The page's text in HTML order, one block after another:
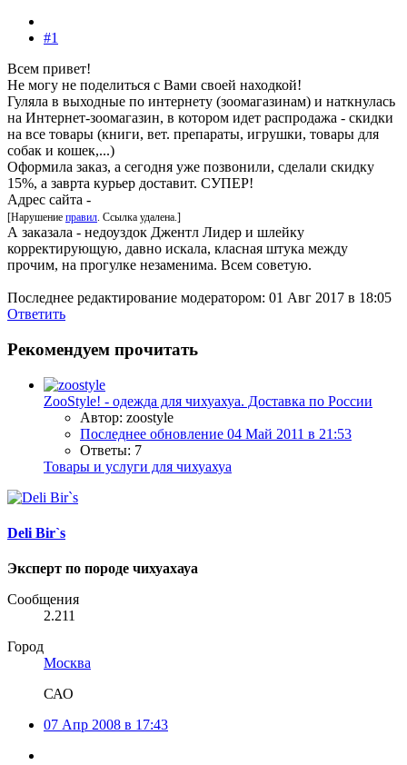
#1
Всем привет!
Не могу не поделиться с Вами своей находкой!
Гуляла в выходные по интернету (зоомагазинам) и наткнулась
на Интернет-зоомагазин, в котором идет распродажа - скидки
на все товары (книги, вет. препараты, игрушки, товары для
собак и кошек,...)
Оформила заказ, а сегодня уже позвонили, сделали скидку
15%, а заврта курьер доставит. СУПЕР!
Адрес сайта -
[Нарушение правил. Ссылка удалена.]
А заказала - недоуздок Джентл Лидер и шлейку
корректирующую, давно искала, класная штука между
прочим, на прогулке незаменима. Всем советую.
Последнее редактирование модератором: 01 Авг 2017 в 18:05
Ответить
Рекомендуем прочитать
ZooStyle! - одежда для чихуахуа. Доставка по России
Автор: zoostyle
Последнее обновление 04 Май 2011 в 21:53
Ответы: 7
Товары и услуги для чихуахуа
Deli Bir`s
Эксперт по породе чихуахауа
Сообщения
2.211
Город
Москва
САО
07 Апр 2008 в 17:43